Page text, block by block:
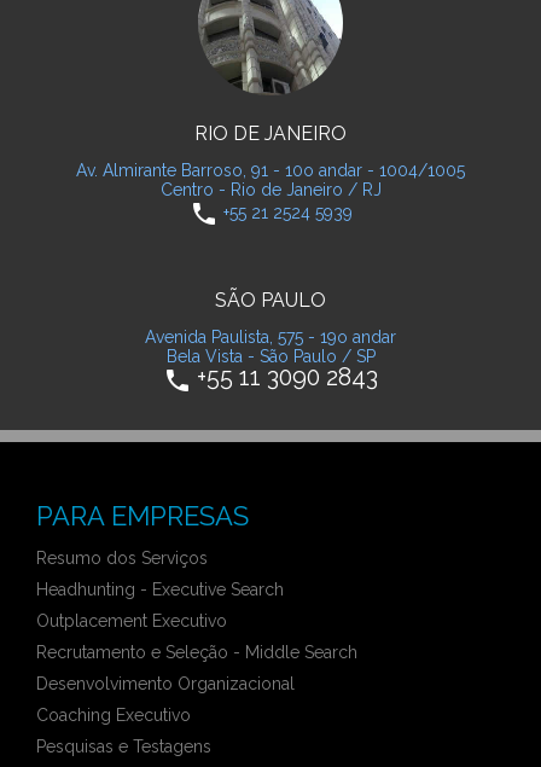
RIO DE JANEIRO
Av. Almirante Barroso, 91 - 10o andar - 1004/1005
Centro - Rio de Janeiro / RJ
phone +55 21 2524 5939
SÃO PAULO
Avenida Paulista, 575 - 19o andar
Bela Vista - São Paulo / SP
phone +55 11 3090 2843
PARA EMPRESAS
Resumo dos Serviços
Headhunting - Executive Search
Outplacement Executivo
Recrutamento e Seleção - Middle Search
Desenvolvimento Organizacional
Coaching Executivo
Pesquisas e Testagens